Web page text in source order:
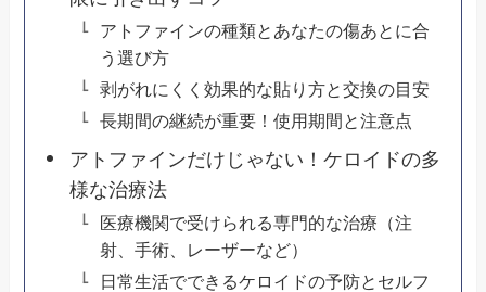
アトファインの種類とあなたの傷あとに合
う選び方
剥がれにくく効果的な貼り方と交換の目安
長期間の継続が重要！使用期間と注意点
アトファインだけじゃない！ケロイドの多
様な治療法
医療機関で受けられる専門的な治療（注
射、手術、レーザーなど）
日常生活でできるケロイドの予防とセルフ